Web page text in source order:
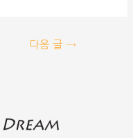
다음 글→